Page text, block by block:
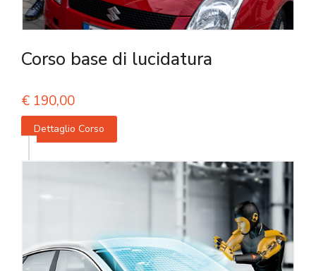
Corso base di lucidatura
€ 190,00
Dettaglio Corso